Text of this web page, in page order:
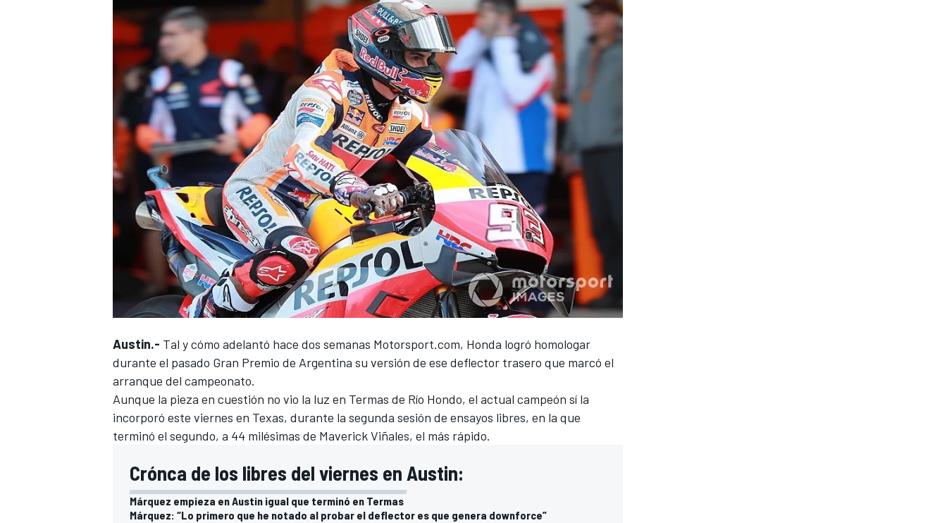
Austin.- Tal y cómo adelantó hace dos semanas Motorsport.com, Honda logró homologar
durante el pasado Gran Premio de Argentina su versión de ese deflector trasero que marcó el
arranque del campeonato.
Aunque la pieza en cuestión no vio la luz en Termas de Río Hondo, el actual campeón sí la
incorporó este viernes en Texas, durante la segunda sesión de ensayos libres, en la que
terminó el segundo, a 44 milésimas de Maverick Viñales, el más rápido.
Crónca de los libres del viernes en Austin:
Márquez empieza en Austin igual que terminó en Termas
Márquez: “Lo primero que he notado al probar el deflector es que genera downforce”